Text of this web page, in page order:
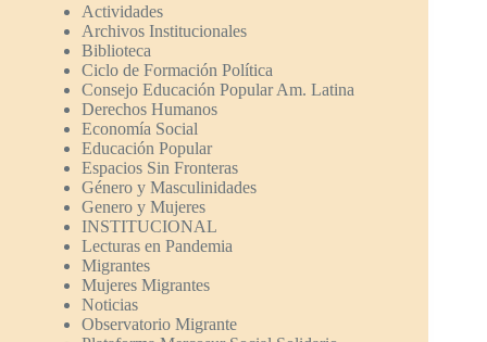
Actividades
Archivos Institucionales
Biblioteca
Ciclo de Formación Política
Consejo Educación Popular Am. Latina
Derechos Humanos
Economía Social
Educación Popular
Espacios Sin Fronteras
Género y Masculinidades
Genero y Mujeres
INSTITUCIONAL
Lecturas en Pandemia
Migrantes
Mujeres Migrantes
Noticias
Observatorio Migrante